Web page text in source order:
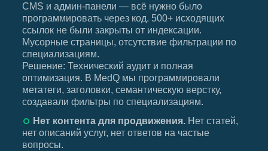
CMS и админ-панели — всё нужно было
программировать через код. 500+ исходящих
ссылок не были закрыты от индексации.
Мусорные страницы, отсутствие фильтрации по
специализациям.
Решение: Технический аудит и полная
оптимизация. В MedQ мы программировали
метатеги, заголовки, семантическую верстку,
создавали фильтры по специализациям.
Нет контента для продвижения. Нет статей,
нет описаний услуг, нет ответов на частые
вопросы.